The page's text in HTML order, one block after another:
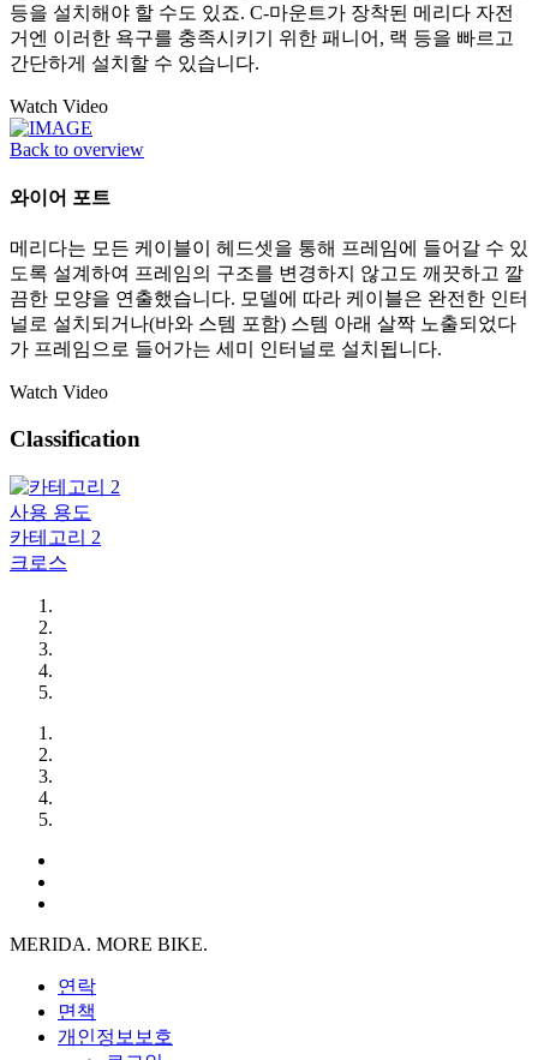
등을 설치해야 할 수도 있죠. C-마운트가 장착된 메리다 자전
거엔 이러한 욕구를 충족시키기 위한 패니어, 랙 등을 빠르고
간단하게 설치할 수 있습니다.
Watch Video
Back to overview
와이어 포트
메리다는 모든 케이블이 헤드셋을 통해 프레임에 들어갈 수 있
도록 설계하여 프레임의 구조를 변경하지 않고도 깨끗하고 깔
끔한 모양을 연출했습니다. 모델에 따라 케이블은 완전한 인터
널로 설치되거나(바와 스템 포함) 스템 아래 살짝 노출되었다
가 프레임으로 들어가는 세미 인터널로 설치됩니다.
Watch Video
Classification
사용 용도
카테고리 2
크로스
MERIDA. MORE BIKE.
연락
면책
개인정보보호